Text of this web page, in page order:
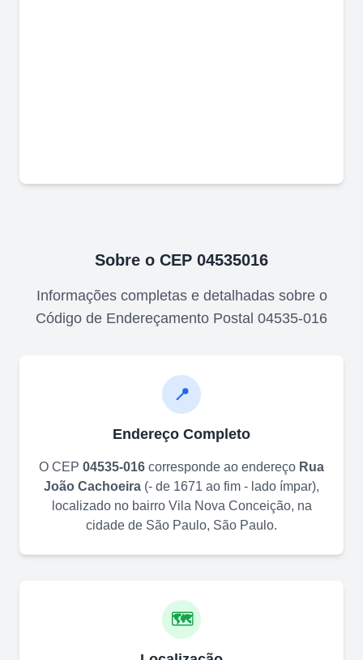
Sobre o CEP 04535016
Informações completas e detalhadas sobre o
Código de Endereçamento Postal 04535-016
📍
Endereço Completo
O CEP 04535-016 corresponde ao endereço Rua
João Cachoeira (- de 1671 ao fim - lado ímpar),
localizado no bairro Vila Nova Conceição, na
cidade de São Paulo, São Paulo.
🗺️